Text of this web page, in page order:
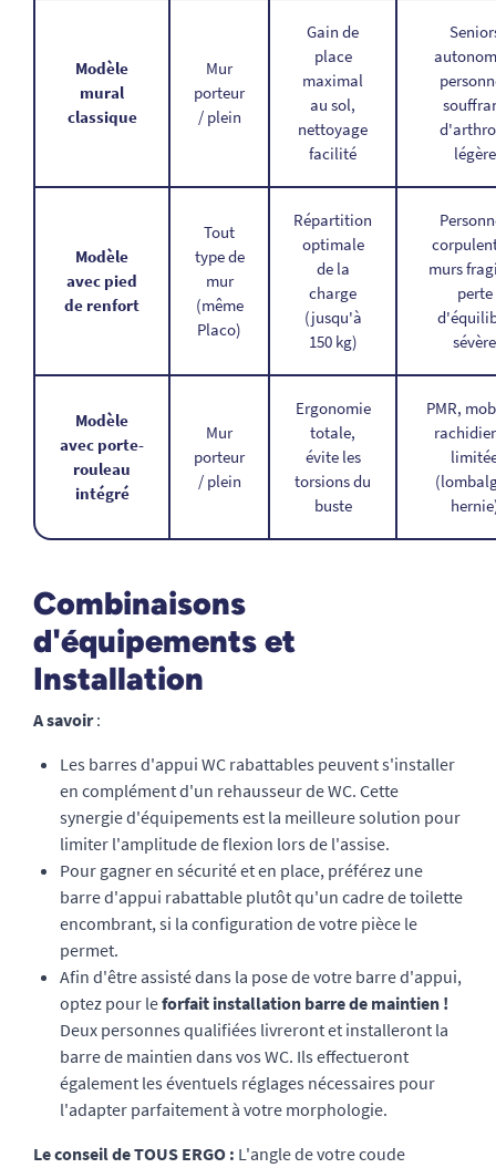
Modèle
mural
classique
Mur
porteur
/ plein
Gain de
place
maximal
au sol,
nettoyage
facilité
légère
Modèle
avec pied
de renfort
Tout
type de
mur
(même
Placo)
Répartition
optimale
de la
charge
(jusqu'à
150 kg)
murs
perte
sévère
Modèle
avec porte-
rouleau
intégré
Mur
porteur
/ plein
Ergonomie
totale,
évite les
torsions du
buste
PMR,
Combinaisons
d'équipements et
Installation
A savoir:
Les barres d'appui WC rabattables peuvent s'installer
en complément d'un rehausseur de WC. Cette
synergie d'équipements est la meilleure solution pour
limiter l'amplitude de flexion lors de l'assise.
Pour gagner en sécurité et en place, préférez une
barre d'appui rabattable plutôt qu'un cadre de toilette
encombrant, si la configuration de votre pièce le
permet.
Afin d'être assisté dans la pose de votre barre d'appui,
optez pour leforfait installation barre de maintien !
Deux personnes qualifiées livreront et installeront la
barre de maintien dans vos WC. Ils effectueront
également les éventuels réglages nécessaires pour
l'adapter parfaitement à votre morphologie.
Le conseil de TOUS ERGO : L'angle de votre coude